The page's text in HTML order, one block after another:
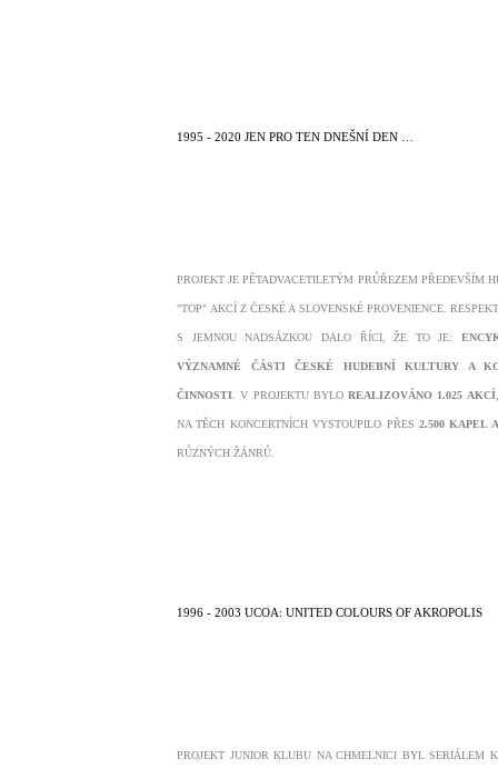
1995 - 2020 JEN PRO TEN DNEŠNÍ DEN …
PROJEKT JE PĚTADVACETILETÝM PRŮŘEZEM PŘEDEVŠÍM
"TOP" AKCÍ Z ČESKÉ A SLOVENSKÉ PROVENIENCE.
S JEMNOU NADSÁZKOU DALO ŘÍCI, ŽE TO JE:
VÝZNAMNÉ ČÁSTI ČESKÉ HUDEBNÍ KULTURY A
ČINNOSTI . V PROJEKTU BYLOREALIZOVÁNO 1.025 AKCÍ
NA TĚCH KONCERTNÍCH VYSTOUPILO PŘES 2.500 KAPEL
RŮZNÝCH ŽÁNRŮ.
1996 - 2003 UCOA: UNITED COLOURS OF AKROPOLIS
PROJEKT JUNIOR KLUBU NA CHMELNICI BYL SERIÁLEM